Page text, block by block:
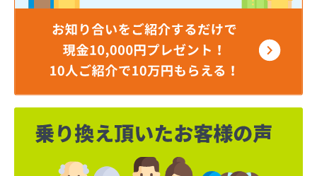
ニイミガス株式会社
ニイミ産業株式会社 本部・ホームガス
ニイミ産業株式会社 ホームガス 名古屋西営業所
ニイミ産業株式会社 尾張旭営業所
ハタスビルダー株式会社 リボンガス
ひまわり農協 燃料課・プロパンガス
フジオートステーション
フジヨシ商店
フルタ鹿乗店
ます角商店